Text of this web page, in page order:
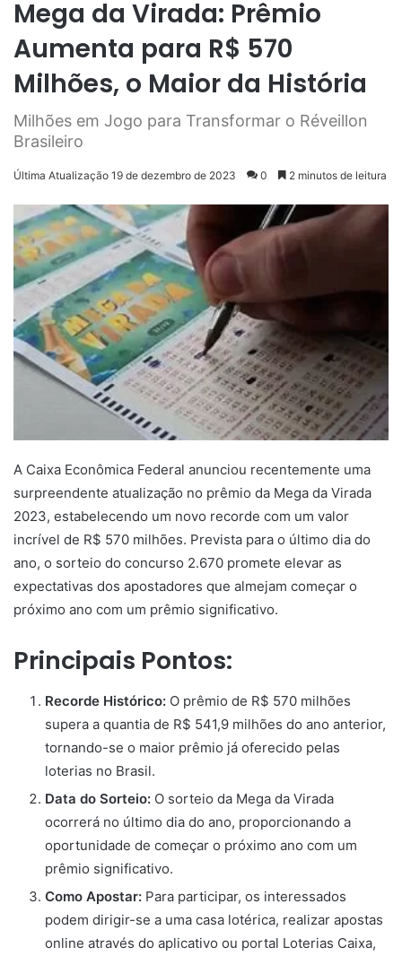
Mega da Virada: Prêmio
Aumenta para R$ 570
Milhões, o Maior da História
Milhões em Jogo para Transformar o Réveillon
Brasileiro
Última Atualização 19 de dezembro de 2023 0 2 minutos de leitura
A Caixa Econômica Federal anunciou recentemente uma
surpreendente atualização no prêmio da Mega da Virada
2023, estabelecendo um novo recorde com um valor
incrível de R$ 570 milhões. Prevista para o último dia do
ano, o sorteio do concurso 2.670 promete elevar as
expectativas dos apostadores que almejam começar o
próximo ano com um prêmio significativo.
Principais Pontos:
Recorde Histórico: O prêmio de R$ 570 milhões
supera a quantia de R$ 541,9 milhões do ano anterior,
tornando-se o maior prêmio já oferecido pelas
loterias no Brasil.
Data do Sorteio: O sorteio da Mega da Virada
ocorrerá no último dia do ano, proporcionando a
oportunidade de começar o próximo ano com um
prêmio significativo.
Como Apostar: Para participar, os interessados
podem dirigir-se a uma casa lotérica, realizar apostas
online através do aplicativo ou portal Loterias Caixa,